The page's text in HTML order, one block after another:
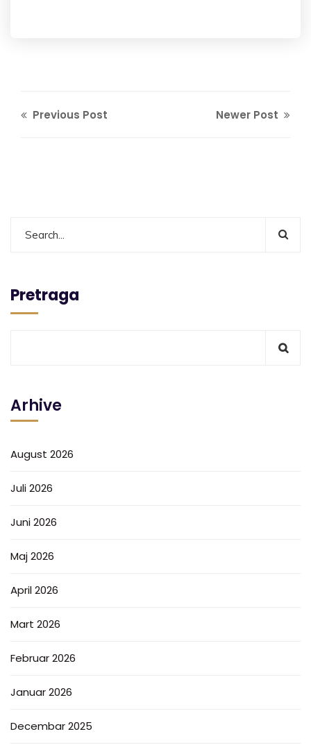
Previous Post Newer Post
Pretraga
Arhive
August 2026
Juli 2026
Juni 2026
Maj 2026
April 2026
Mart 2026
Februar 2026
Januar 2026
Decembar 2025